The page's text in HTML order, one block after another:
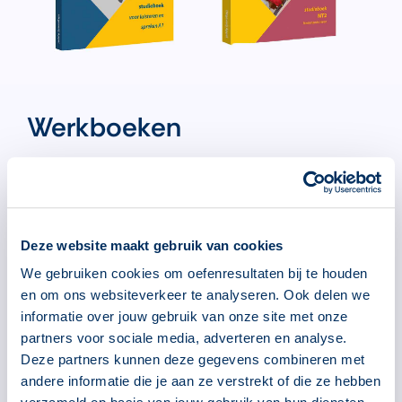
Deze website maakt gebruik van cookies
We gebruiken cookies om oefenresultaten bij te houden
en om ons websiteverkeer te analyseren. Ook delen we
informatie over jouw gebruik van onze site met onze
partners voor sociale media, adverteren en analyse.
Deze partners kunnen deze gegevens combineren met
andere informatie die je aan ze verstrekt of die ze hebben
Werkboeken
boek basis
– Studieboek voor luisteren en
spreken A1. In het boek staan 28 lessen. Aan
woorden. Op die manier kun je woorden beter
onthouden. Bestel het boekvia uitgeverij
Eenvoudig Communiceren.
Met hetboek Inburgering A1leer je Nederlands
tot en met taalniveau A1. Je leert 1000 meest
gebruikte Nederlandse woorden. De woorden